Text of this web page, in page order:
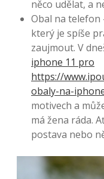
něco udělat, a
Obal na telefon
který je spíše
zaujmout. V
iphone 11 pro
https://
obaly-na-
motivech a
má žena ráda.
postava nebo